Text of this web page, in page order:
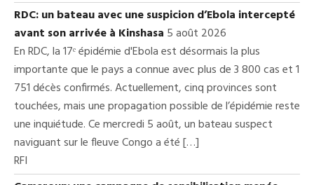
RDC: un bateau avec une suspicion d’Ebola intercepté
avant son arrivée à Kinshasa 5 août 2026
En RDC, la 17ᵉ épidémie d'Ebola est désormais la plus
importante que le pays a connue avec plus de 3 800 cas et 1
751 décès confirmés. Actuellement, cinq provinces sont
touchées, mais une propagation possible de l’épidémie reste
une inquiétude. Ce mercredi 5 août, un bateau suspect
naviguant sur le fleuve Congo a été […]
RFI